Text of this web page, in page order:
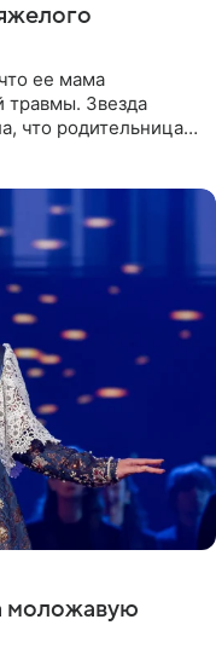
ее мама
травмы. Звезда
что родительница
моложавую